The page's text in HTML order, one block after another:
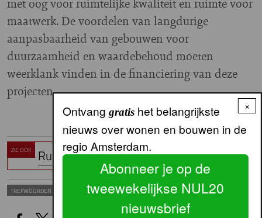
maatwerk. De voordelen van langdurige
aanpasbaarheid van gebouwen voor
duurzaamheid en waardebehoud moeten
weerklank vinden in de financiering van deze
projecten.
ZIE OOK Ruimte voor wonen
TREFWOORDEN ENERGIE & VERDUURZAMING WONINGPRODUCTIE
×
Ontvang gratishet belangrijkste
nieuws over wonen en bouwen in de
regio Amsterdam.
Abonneer je op de
tweewekelijkse NUL20
nieuwsbrief